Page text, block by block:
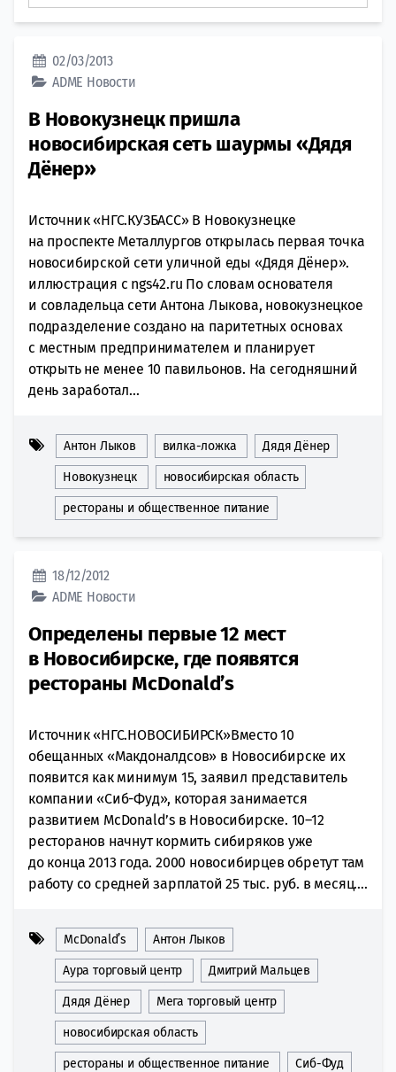
02/03/2013
ADME Новости
В Новокузнецк пришла
новосибирская сеть шаурмы «Дядя
Дёнер»
Источник «НГС.КУЗБАСС» В Новокузнецке
на проспекте Металлургов открылась первая точка
новосибирской сети уличной еды «Дядя Дёнер».
иллюстрация с ngs42.ru По словам основателя
и совладельца сети Антона Лыкова, новокузнецкое
подразделение создано на паритетных основах
с местным предпринимателем и планирует
открыть не менее 10 павильонов. На сегодняшний
день заработал...
Антон Лыков вилка-ложка Дядя Дёнер
Новокузнецк новосибирская область
рестораны и общественное питание
18/12/2012
ADME Новости
Определены первые 12 мест
в Новосибирске, где появятся
рестораны McDonald’s
Источник «НГС.НОВОСИБИРСК»Вместо 10
обещанных «Макдоналдсов» в Новосибирске их
появится как минимум 15, заявил представитель
компании «Сиб-Фуд», которая занимается
развитием McDonald’s в Новосибирске. 10–12
ресторанов начнут кормить сибиряков уже
до конца 2013 года. 2000 новосибирцев обретут там
работу со средней зарплатой 25 тыс. руб. в месяц....
McDonald’s Антон Лыков
Аура торговый центр Дмитрий Мальцев
Дядя Дёнер Мега торговый центр
новосибирская область
рестораны и общественное питание Сиб-Фуд